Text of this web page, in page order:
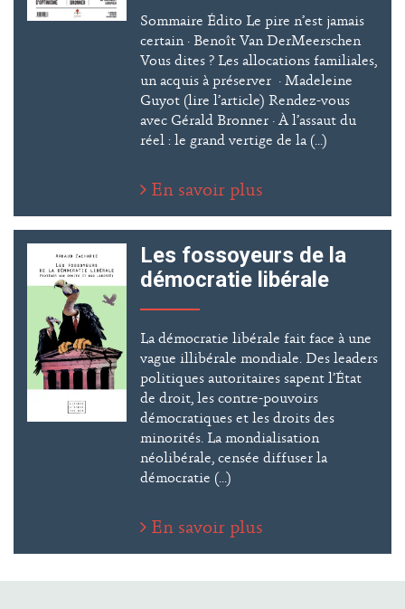
Sommaire Édito Le pire n’est jamais
certain · Benoît Van DerMeerschen
Vous dites ? Les allocations familiales,
un acquis à préserver · Madeleine
Guyot (lire l’article) Rendez-vous
avec Gérald Bronner · À l’assaut du
réel : le grand vertige de la (...)
En savoir plus
Les fossoyeurs de la
démocratie libérale
La démocratie libérale fait face à une
vague illibérale mondiale. Des leaders
politiques autoritaires sapent l’État
de droit, les contre-pouvoirs
démocratiques et les droits des
minorités. La mondialisation
néolibérale, censée diffuser la
démocratie (...)
En savoir plus